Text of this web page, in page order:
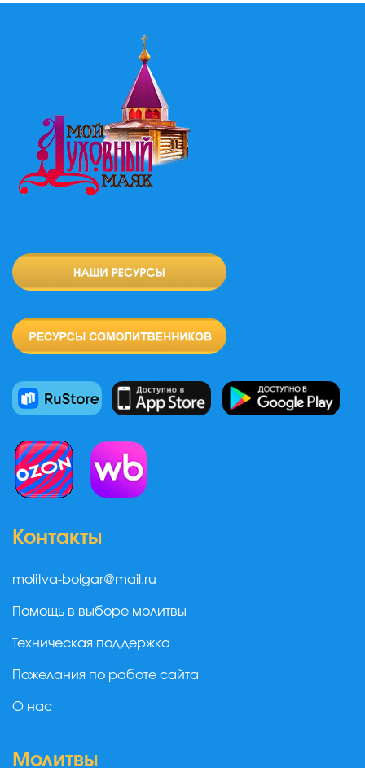
Контакты
molitva-bolgar@mail.ru
Помощь в выборе молитвы
Техническая поддержка
Пожелания по работе сайта
О нас
Молитвы